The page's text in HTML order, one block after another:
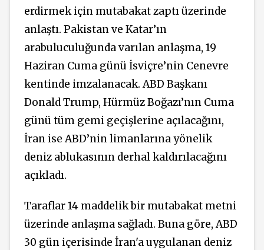
erdirmek için mutabakat zaptı üzerinde
anlaştı. Pakistan ve Katar’ın
arabuluculuğunda varılan anlaşma, 19
Haziran Cuma günü İsviçre’nin Cenevre
kentinde imzalanacak. ABD Başkanı
Donald Trump, Hürmüz Boğazı’nın Cuma
günü tüm gemi geçişlerine açılacağını,
İran ise ABD’nin limanlarına yönelik
deniz ablukasının derhal kaldırılacağını
açıkladı.
Taraflar 14 maddelik bir mutabakat metni
üzerinde anlaşma sağladı. Buna göre, ABD
30 gün içerisinde İran'a uygulanan deniz